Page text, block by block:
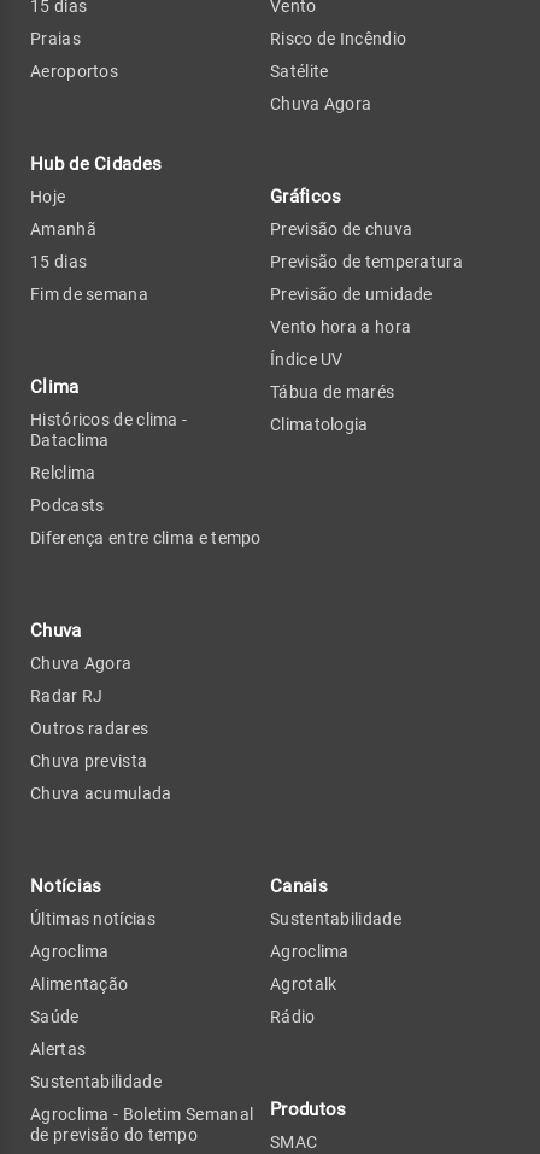
15 dias
Praias
Aeroportos
Hub de Cidades
Hoje
Amanhã
15 dias
Fim de semana
Clima
Históricos de clima -
Dataclima
Relclima
Podcasts
Diferença entre clima e tempo
Chuva
Chuva Agora
Radar RJ
Outros radares
Chuva prevista
Chuva acumulada
Vento
Risco de Incêndio
Satélite
Chuva Agora
Gráficos
Previsão de chuva
Previsão de temperatura
Previsão de umidade
Vento hora a hora
Índice UV
Tábua de marés
Climatologia
Notícias
Últimas notícias
Agroclima
Alimentação
Saúde
Alertas
Sustentabilidade
Agroclima - Boletim Semanal
de previsão do tempo
Canais
Sustentabilidade
Agroclima
Agrotalk
Rádio
Produtos
SMAC